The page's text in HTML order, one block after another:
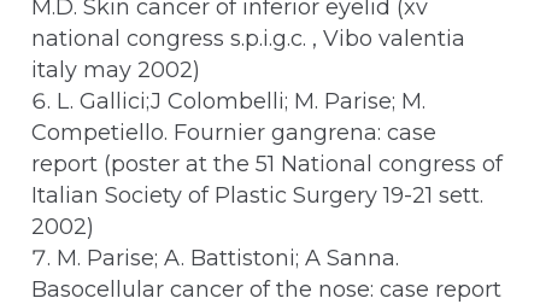
M.D. Skin cancer of inferior eyelid (xv
national congress s.p.i.g.c. , Vibo valentia
italy may 2002)
L. Gallici;J Colombelli; M. Parise; M.
Competiello. Fournier gangrena: case
report (poster at the 51 National congress of
Italian Society of Plastic Surgery 19-21 sett.
2002)
M. Parise; A. Battistoni; A Sanna.
Basocellular cancer of the nose: case report